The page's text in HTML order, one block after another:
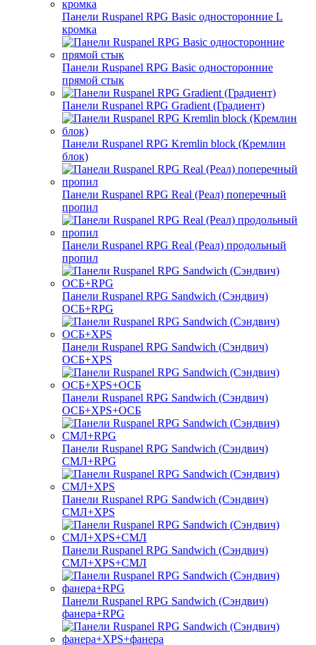
Панели Ruspanel RPG Basic односторонние L
кромка
Панели Ruspanel RPG Basic односторонние
прямой стык
Панели Ruspanel RPG Gradient (Градиент)
Панели Ruspanel RPG Kremlin block (Кремлин
блок)
Панели Ruspanel RPG Real (Реал) поперечный
пропил
Панели Ruspanel RPG Real (Реал) продольный
пропил
Панели Ruspanel RPG Sandwich (Сэндвич)
ОСБ+RPG
Панели Ruspanel RPG Sandwich (Сэндвич)
ОСБ+XPS
Панели Ruspanel RPG Sandwich (Сэндвич)
ОСБ+XPS+ОСБ
Панели Ruspanel RPG Sandwich (Сэндвич)
СМЛ+RPG
Панели Ruspanel RPG Sandwich (Сэндвич)
СМЛ+XPS
Панели Ruspanel RPG Sandwich (Сэндвич)
СМЛ+XPS+СМЛ
Панели Ruspanel RPG Sandwich (Сэндвич)
фанера+RPG